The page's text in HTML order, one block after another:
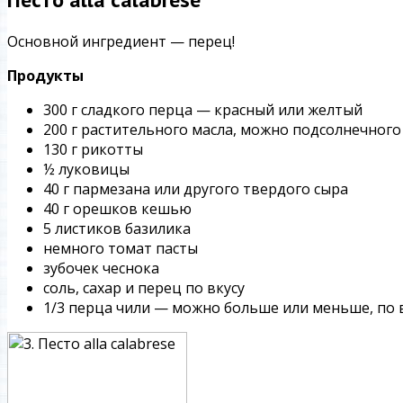
Основной ингредиент — перец!
Продукты
300 г сладкого перца — красный или желтый
200 г растительного масла, можно подсолнечного
130 г рикотты
½ луковицы
40 г пармезана или другого твердого сыра
40 г орешков кешью
5 листиков базилика
немного томат пасты
зубочек чеснока
соль, сахар и перец по вкусу
1/3 перца чили — можно больше или меньше, по